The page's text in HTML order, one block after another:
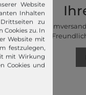
Website
Inhalten
zu
Cookies zu. In
Website mit
festzulegen,
mit Wirkung
Cookies und